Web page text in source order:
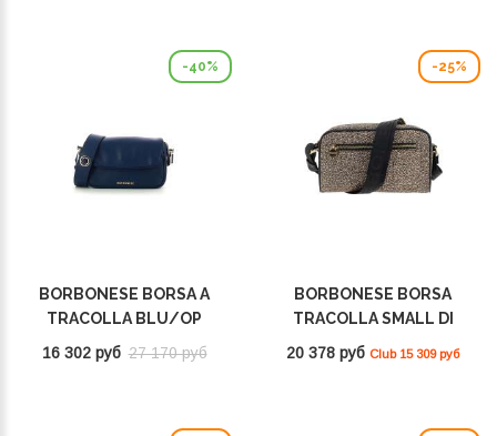
-40%
BORBONESE BORSA A
TRACOLLA BLU/OP
NATURALE 954539G61U97
16 302 руб 27 170 руб
-25%
BORBONESE BORSA
TRACOLLA SMALL DI
NYLON RICICLATO OP
NATURALE/NERO
20 378 руб Club 15 309 руб